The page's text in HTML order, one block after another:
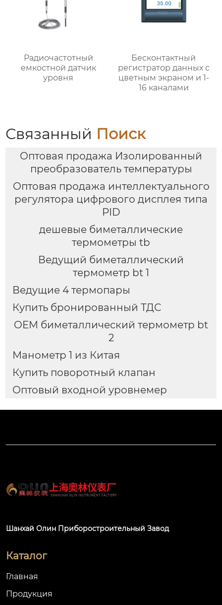
Радиочастотный
емкостной датчик
уровня
Бесконтактный
регистратор данных с
цветным экраном и 1-
16 каналами
Связанный Поиск
Оптовая продажа Изолированный
преобразователь температуры
Оптовая продажа интеллектуального
регулятора цифрового дисплея типа
PID
дешевые биметаллические
термометры tb
Ведущий биметаллический
термометр bt 1
Ведущие 4 термопары
Купить бронированный ТДС
OEM биметаллический термометр bt
2
Манометр 1 из Китая
Купить поворотный клапан
Оптовый входной уровнемер
Шанхай Олин Приборостроительный Завод
Каталог
Главная
Продукция